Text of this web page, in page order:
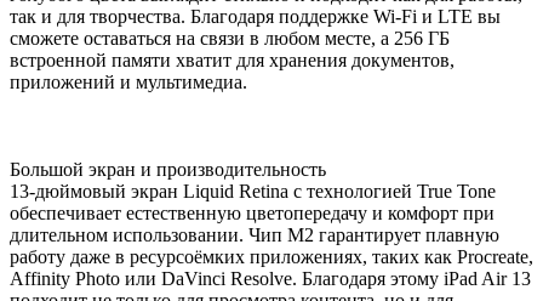
так и для творчества. Благодаря поддержке Wi-Fi и LTE вы
сможете оставаться на связи в любом месте, а 256 ГБ
встроенной памяти хватит для хранения документов,
приложений и мультимедиа.
Большой экран и производительность
13-дюймовый экран Liquid Retina с технологией True Tone
обеспечивает естественную цветопередачу и комфорт при
длительном использовании. Чип M2 гарантирует плавную
работу даже в ресурсоёмких приложениях, таких как Procreate,
Affinity Photo или DaVinci Resolve. Благодаря этому iPad Air 13